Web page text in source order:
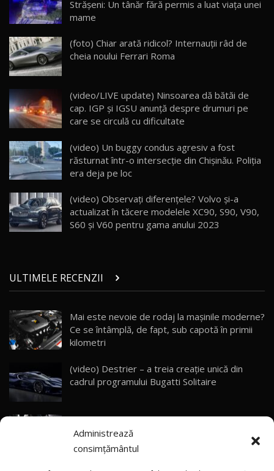
Administrează
consimțământul
22 26:59
23
Lynk & Co 01 / Test Drive AutoBlog.MD
25:19
ZEEKR 009: Cel mai Performant și Confortabil
Van Electric Testat în Moldova / AutoBlog.MD
26:38
25
mai Exclusiv și Puternic Defender Testat în
Moldova
32:21
26
AutoBlog.MD
10:57
Test Drive: Noile modele FENDT! Cum e să
28
Noul Geely Monjaro 2025! Mai ieftin și mai
dotat / Test Drive AutoBlog.MD
29
ZEEKR 9X - PRIMUL TEST DRIVE ÎN ROMÂNĂ!
CUM SE CONDUCE?
33:40
30
Primele impresii despre BYD Seal U DM-i,
Sealion 7 și Seal 5 DM-i / Test Drive
AutoBlog.MD
13:56
Strășeni: Un tânăr fără permis a luat viața unei
mame
(foto) Chiar arată ridicol? Internauţii râd de
cheia noului Ferrari Roma
(video/LIVE update) Ninsoarea dă bătăi de
cap. IGP și IGSU anunță despre drumuri pe
care se circulă cu dificultate
(video) Un buggy condus agresiv a fost
răsturnat într-o intersecție din Chişinău. Poliţia
era deja pe loc
(video) Observați diferențele? Volvo şi-a
actualizat în tăcere modelele XC90, S90, V90,
S60 şi V60 pentru gama anului 2023
ULTIMELE RECENZII
Mai este nevoie de rodaj la mașinile moderne?
Ce se întâmplă, de fapt, sub capotă în primii
kilometri
(video) Destrier – a treia creație unică din
cadrul programului Bugatti Solitaire
(video) SRT prezintă tehnologia eBoost Air
care elimină decalajul turbo